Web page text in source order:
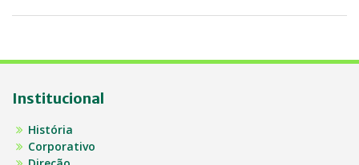
Institucional
História
Corporativo